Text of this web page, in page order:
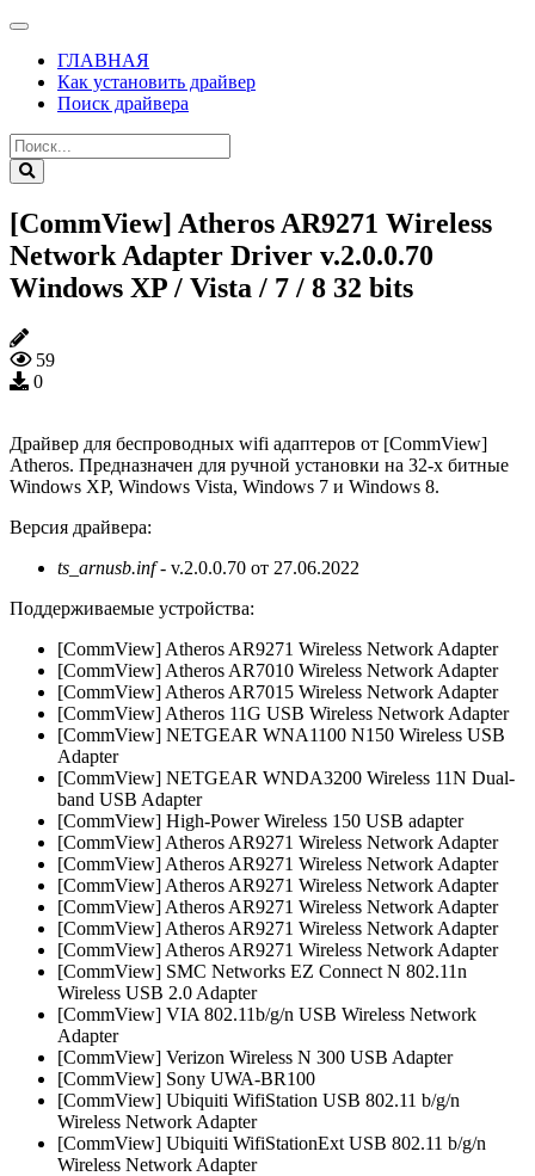
ГЛАВНАЯ
Как установить драйвер
Поиск драйвера
[CommView] Atheros AR9271 Wireless
Network Adapter Driver v.2.0.0.70
Windows XP / Vista / 7 / 8 32 bits
59
0
Драйвер для беспроводных wifi адаптеров от [CommView]
Atheros. Предназначен для ручной установки на 32-х битные
Windows XP, Windows Vista, Windows 7 и Windows 8.
Версия драйвера:
ts_arnusb.inf- v.2.0.0.70 от 27.06.2022
Поддерживаемые устройства:
[CommView] Atheros AR9271 Wireless Network Adapter
[CommView] Atheros AR7010 Wireless Network Adapter
[CommView] Atheros AR7015 Wireless Network Adapter
[CommView] Atheros 11G USB Wireless Network Adapter
[CommView] NETGEAR WNA1100 N150 Wireless USB
Adapter
[CommView] NETGEAR WNDA3200 Wireless 11N Dual-
band USB Adapter
[CommView] High-Power Wireless 150 USB adapter
[CommView] Atheros AR9271 Wireless Network Adapter
[CommView] Atheros AR9271 Wireless Network Adapter
[CommView] Atheros AR9271 Wireless Network Adapter
[CommView] Atheros AR9271 Wireless Network Adapter
[CommView] Atheros AR9271 Wireless Network Adapter
[CommView] Atheros AR9271 Wireless Network Adapter
[CommView] SMC Networks EZ Connect N 802.11n
Wireless USB 2.0 Adapter
[CommView] VIA 802.11b/g/n USB Wireless Network
Adapter
[CommView] Verizon Wireless N 300 USB Adapter
[CommView] Sony UWA-BR100
[CommView] Ubiquiti WifiStation USB 802.11 b/g/n
Wireless Network Adapter
[CommView] Ubiquiti WifiStationExt USB 802.11 b/g/n
Wireless Network Adapter